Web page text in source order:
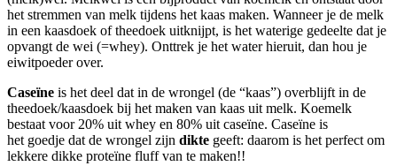
het stremmen van melk tijdens het kaas maken. Wanneer je de melk
in een kaasdoek of theedoek uitknijpt, is het waterige gedeelte dat je
opvangt de wei (=whey). Onttrek je het water hieruit, dan hou je
eiwitpoeder over.
Caseïne is het deel dat in de wrongel (de “kaas”) overblijft in de
theedoek/kaasdoek bij het maken van kaas uit melk. Koemelk
bestaat voor 20% uit whey en 80% uit caseïne. Caseïne is
het goedje dat de wrongel zijn dikte geeft: daarom is het perfect om
lekkere dikke proteïne fluff van te maken!!